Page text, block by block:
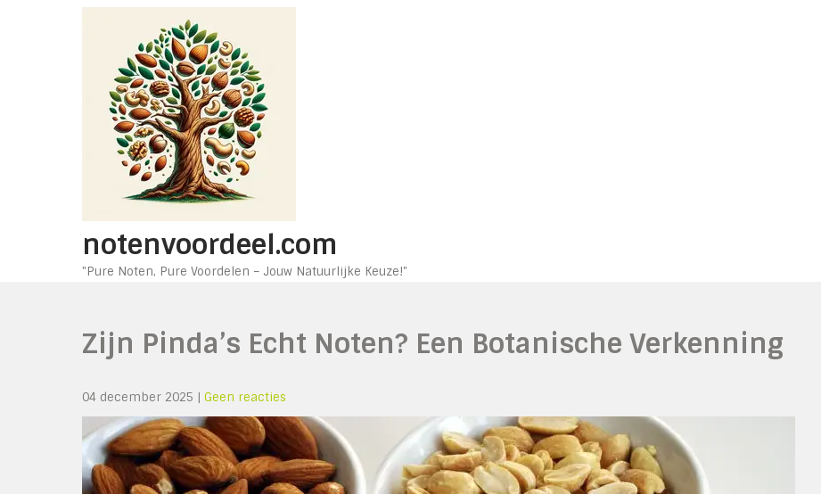
notenvoordeel.com
"Pure Noten, Pure Voordelen – Jouw Natuurlijke Keuze!"
Zijn Pinda’s Echt Noten? Een Botanische Verkenning
04 december 2025 | Geen reacties